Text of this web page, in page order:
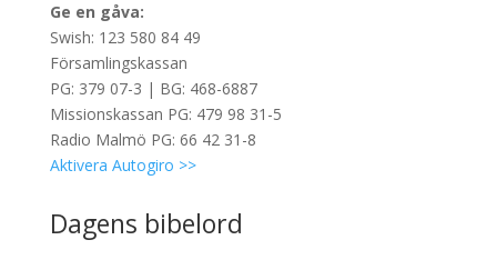
Ge en gåva:
Swish: 123 580 84 49
Församlingskassan
PG: 379 07-3 | BG: 468-6887
Missionskassan PG: 479 98 31-5
Radio Malmö PG: 66 42 31-8
Aktivera Autogiro >>
Dagens bibelord